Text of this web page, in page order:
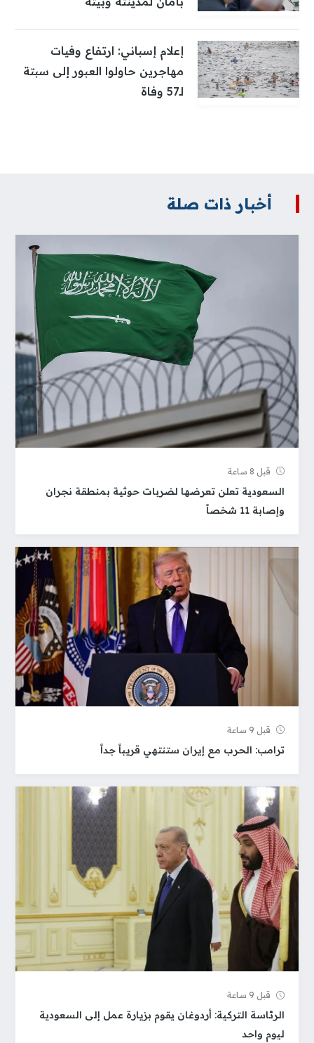
إعلام إسباني: ارتفاع وفيات
مهاجرين حاولوا العبور إلى سبتة
لـ57 وفاة
أخبار ذات صلة
قبل 8 ساعة
السعودية تعلن تعرضها لضربات حوثية بمنطقة نجران
وإصابة 11 شخصاً
قبل 9 ساعة
ترامب: الحرب مع إيران ستنتهي قريباً جداً
قبل 9 ساعة
الرئاسة التركية: أردوغان يقوم بزيارة عمل إلى السعودية
ليوم واحد